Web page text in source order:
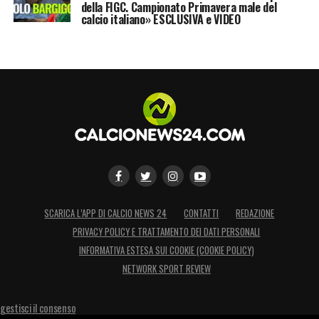
unica di blindarlo ulteriormente per prendere
centrocampista, il tedesco
sempre stimatissimo da Allegri e Paratici
stesso). Prendere o lasciare.
LA PLAYLIST DELLE NOSTRE TOP NEWS
della FIGC. Campionato Primavera male del
calcio italiano» ESCLUSIVA e VIDEO
SCARICA L’APP DI CALCIO NEWS 24 CONTATTI
REDAZIONE
PRIVACY POLICY E TRATTAMENTO DEI DATI PERSONALI
INFORMATIVA ESTESA SUI COOKIE (COOKIE POLICY)
NETWORK SPORT REVIEW
gestisci il consenso